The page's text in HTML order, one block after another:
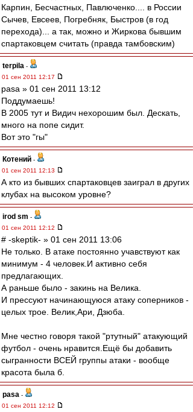
Карпин, Бесчастных, Павлюченко.... в России
Сычев, Евсеев, Погребняк, Быстров (в год
перехода)... а так, можно и Жиркова бывшим
спартаковцем считать (правда тамбовским)
terpila -
01 сен 2011 12:17
pasa » 01 сен 2011 13:12
Поддумаешь!
В 2005 тут и Видич нехорошим был. Дескать,
много на попе сидит.
Вот это "гы"
Котений -
01 сен 2011 12:13
А кто из бывших спартаковцев заиграл в других
клубах на высоком уровне?
irod sm -
01 сен 2011 12:12
# -skeptik- » 01 сен 2011 13:06
Не только. В атаке постоянно учавствуют как
минимум - 4 человек.И активно себя
предлагающих.
А раньше было - закинь на Велика.
И прессуют начинающуюся атаку соперников -
целых трое. Велик,Ари, Дзюба.
Мне честно говоря такой "ртутный" атакующий
футбол - очень нравится.Ещё бы добавить
сыгранности ВСЕЙ группы атаки - вообще
красота была б.
pasa -
01 сен 2011 12:12